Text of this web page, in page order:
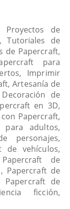
Proyectos de
Tutoriales de
de Papercraft,
para
Imprimir
Artesanía de
de
en 3D,
Papercraft,
para adultos,
personajes,
de vehículos,
de
Papercraft de
Papercraft de
ficción,